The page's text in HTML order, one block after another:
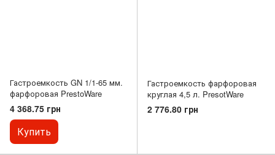
Гастроемкость GN 1/1-65 мм.
фарфоровая PrestoWare
4 368.75 грн
Купить
Гастроемкость фарфоровая
круглая 4,5 л. PresotWare
2 776.80 грн